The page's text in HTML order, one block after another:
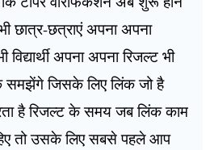
छात्र-छत्राएं अपना अपना
अपना अपना रिजल्ट भी
जिसके लिए लिंक जो है
है रिजल्ट के समय जब लिंक काम
तो उसके लिए सबसे पहले आप